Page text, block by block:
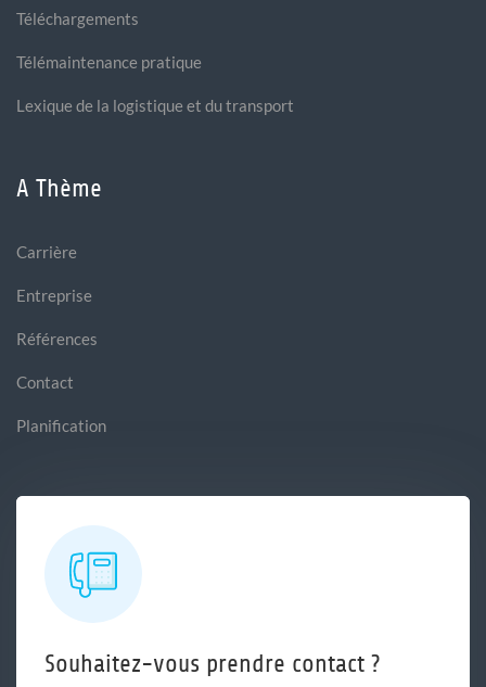
Téléchargements
Télémaintenance pratique
Lexique de la logistique et du transport
A Thème
Carrière
Entreprise
Références
Contact
Planification
Souhaitez-vous prendre contact ?